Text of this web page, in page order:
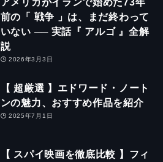
前の「 戦争 」は、まだ終わって
いない ── 実話『 アルゴ 』全解
説
2026年3月3日
【 超厳選 】エドワード・ノート
ンの魅力、おすすめ作品を紹介
2025年7月1日
【 スパイ映画を徹底比較 】フィ